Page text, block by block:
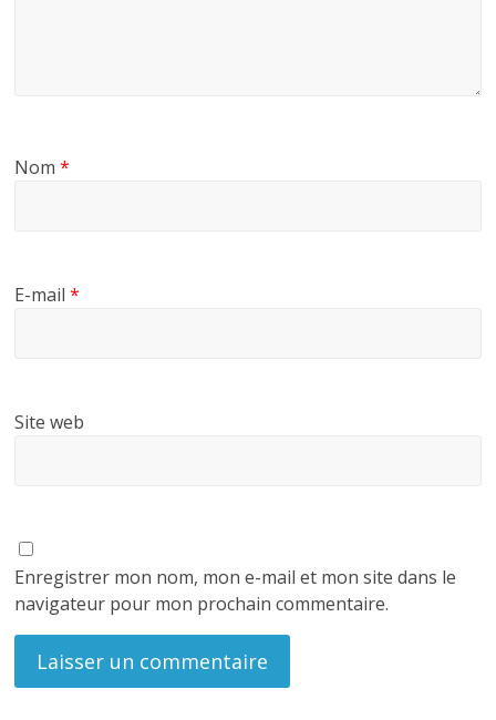
Nom*
E-mail*
Site web
Enregistrer mon nom, mon e-mail et mon site dans le
navigateur pour mon prochain commentaire.